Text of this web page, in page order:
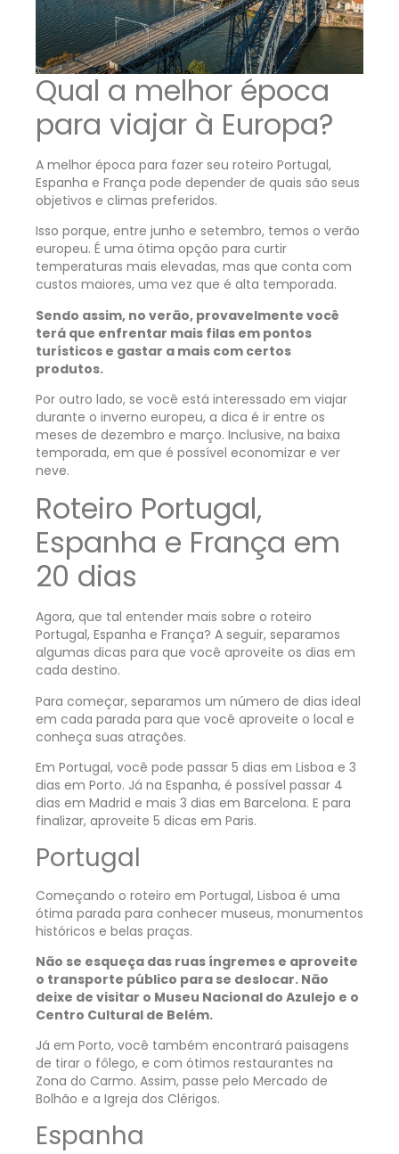
Qual a melhor época
para viajar à Europa?
A melhor época para fazer seu roteiro Portugal,
Espanha e França pode depender de quais são seus
objetivos e climas preferidos.
Isso porque, entre junho e setembro, temos o verão
europeu. É uma ótima opção para curtir
temperaturas mais elevadas, mas que conta com
custos maiores, uma vez que é alta temporada.
Sendo assim, no verão, provavelmente você
terá que enfrentar mais filas em pontos
turísticos e gastar a mais com certos
produtos.
Por outro lado, se você está interessado em viajar
durante o inverno europeu, a dica é ir entre os
meses de dezembro e março. Inclusive, na baixa
temporada, em que é possível economizar e ver
neve.
Roteiro Portugal,
Espanha e França em
20 dias
Agora, que tal entender mais sobre o roteiro
Portugal, Espanha e França? A seguir, separamos
algumas dicas para que você aproveite os dias em
cada destino.
Para começar, separamos um número de dias ideal
em cada parada para que você aproveite o local e
conheça suas atrações.
Em Portugal, você pode passar 5 dias em Lisboa e 3
dias em Porto. Já na Espanha, é possível passar 4
dias em Madrid e mais 3 dias em Barcelona. E para
finalizar, aproveite 5 dicas em Paris.
Portugal
Começando o roteiro em Portugal, Lisboa é uma
ótima parada para conhecer museus, monumentos
históricos e belas praças.
Não se esqueça das ruas íngremes e aproveite
o transporte público para se deslocar. Não
deixe de visitar o Museu Nacional do Azulejo e o
Centro Cultural de Belém.
Já em Porto, você também encontrará paisagens
de tirar o fôlego, e com ótimos restaurantes na
Zona do Carmo. Assim, passe pelo Mercado de
Bolhão e a Igreja dos Clérigos.
Espanha